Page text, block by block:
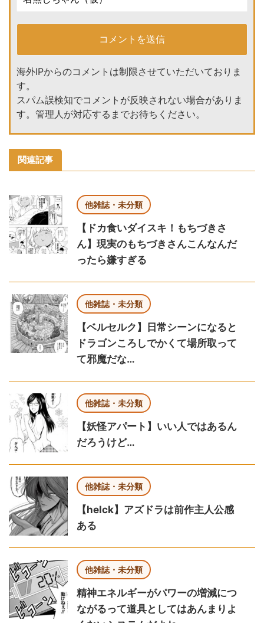
海外IPからのコメントは制限させていただいておりま
す。
スパム誤検知でコメントが反映されない場合がありま
す。管理人が対応するまでお待ちください。
関連記事
他雑誌・未分類
【ドカ食いダイスキ！もちづきさ
ん】現実のもちづきさんこんなんだ
ったら嫌すぎる
他雑誌・未分類
【ベルセルク】日常シーンになると
ドラゴンころしでかくて場所取って
て邪魔だな…
他雑誌・未分類
【妖怪アパート】いい人ではあるん
だろうけど…
他雑誌・未分類
【helck】アズドラは前作主人公感
ある
他雑誌・未分類
精神エネルギーがパワーの増減につ
ながるって道具としてはあんまりよ